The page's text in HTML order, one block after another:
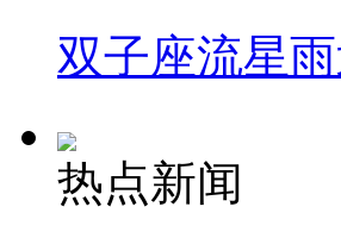
双子座流星
热点新闻